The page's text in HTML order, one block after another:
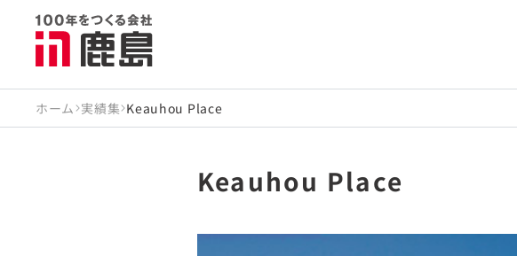
ホーム 実績集 Keauhou Place
Keauhou Place